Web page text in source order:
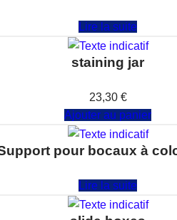
Lire la suite
staining jar
23,30 €
Ajouter au panier
pour bocaux à
Lire la suite